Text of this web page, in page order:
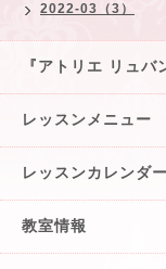
2022-03（3）
『アトリエ リュバ
レッスンメニュー
レッスンカレンダー
教室情報